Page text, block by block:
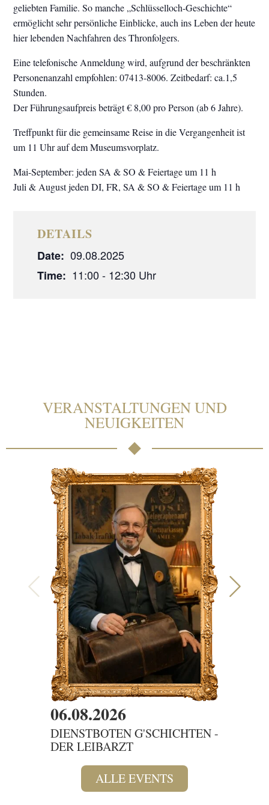
geliebten Familie. So manche „Schlüsselloch-Geschichte“
ermöglicht sehr persönliche Einblicke, auch ins Leben der heute
hier lebenden Nachfahren des Thronfolgers.
Eine telefonische Anmeldung wird, aufgrund der beschränkten
Personenanzahl empfohlen: 07413-8006. Zeitbedarf: ca.1,5
Stunden.
Der Führungsaufpreis beträgt € 8,00 pro Person (ab 6 Jahre).
Treffpunkt für die gemeinsame Reise in die Vergangenheit ist
um 11 Uhr auf dem Museumsvorplatz.
Mai-September: jeden SA & SO & Feiertage um 11 h
Juli & August jeden DI, FR, SA & SO & Feiertage um 11 h
DETAILS
Date: 09.08.2025
Time: 11:00 - 12:30
VERANSTALTUNGEN UND
NEUIGKEITEN
06.08.2026
DIENSTBOTEN G'SCHICHTEN -
DER LEIBARZT
ALLE EVENTS